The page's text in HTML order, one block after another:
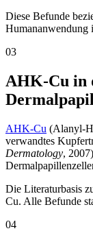
Diese Befunde
Humananwendung
03
AHK-Cu in
AHK-Cu (Alanyl-
verwandtes
Dermatology,
Die Literaturbasis
Cu. Alle Befunde
04